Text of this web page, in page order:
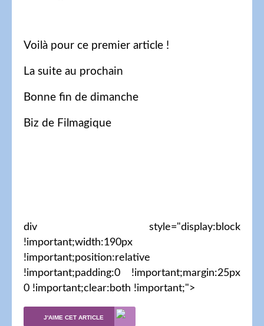
Voilà pour ce premier article !
La suite au prochain
Bonne fin de dimanche
Biz de Filmagique
div style="display:block
!important;width:190px
!important;position:relative
!important;padding:0 !important;margin:25px
0 !important;clear:both !important;">
J'AIME CET ARTICLE